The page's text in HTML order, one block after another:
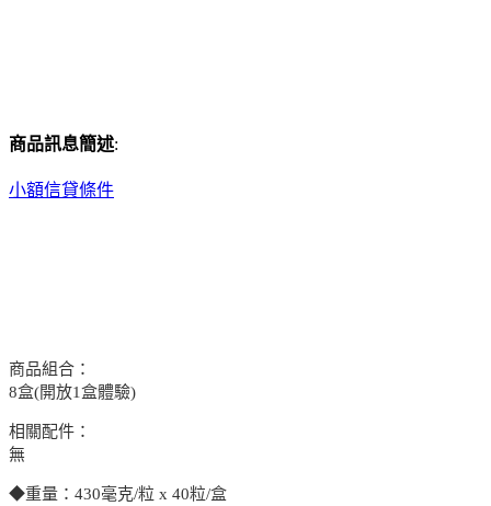
商品訊息簡述:
小額信貸條件
商品組合：
8盒(開放1盒體驗)
相關配件：
無
◆重量：430毫克/粒 x 40粒/盒